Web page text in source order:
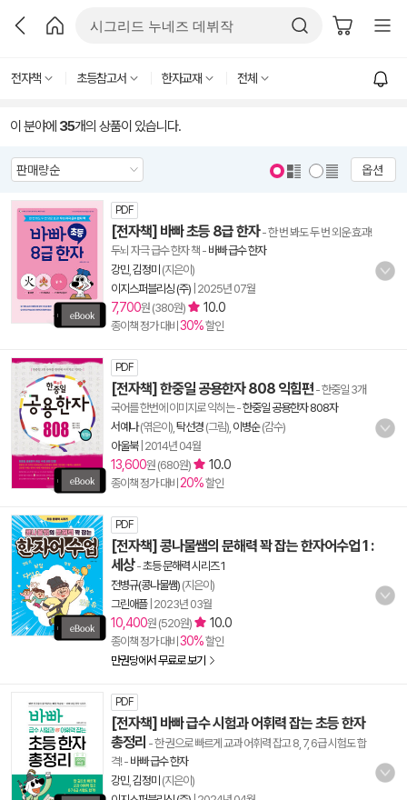
전자책 초등참고서 한자교재 전체
이 분야에 35개의 상품이 있습니다.
옵션
PDF
[전자책] 바빠 초등 8급 한자- 한 번 봐도 두 번 외운 효과!
두뇌 자극 급수 한자 책 - 바빠 급수 한자
강민, 김정미 (지은이)
이지스퍼블리싱 (주) 2025년 07월
7,700원 (380원) 10.0
종이책 정가 대비 30%할인
PDF
[전자책] 한중일 공용한자 808 익힘편 - 한중일 3개
국어를 한번에 이미지로 익히는-한중일 공용한자 808자
서예나(엮은이), 탁선경 (그림), 이병순(감수)
아울북| 2014년 04월
13,600원 (680원) 10.0
종이책 정가 대비 20%할인
PDF
[전자책] 콩나물쌤의 문해력 꽉 잡는 한자어수업 1 :
세상-초등 문해력 시리즈 1
전병규(콩나물쌤) (지은이)
그린애플| 2023년 03월
10,400원 (520원) 10.0
종이책 정가 대비 30%할인
만권당에서 무료로 보기
PDF
[전자책] 바빠 급수 시험과 어휘력 잡는 초등 한자
총정리 - 한 권으로 빠르게 교과 어휘력 잡고 8, 7, 6급 시험도 합
격!- 바빠 급수 한자
강민, 김정미 (지은이)